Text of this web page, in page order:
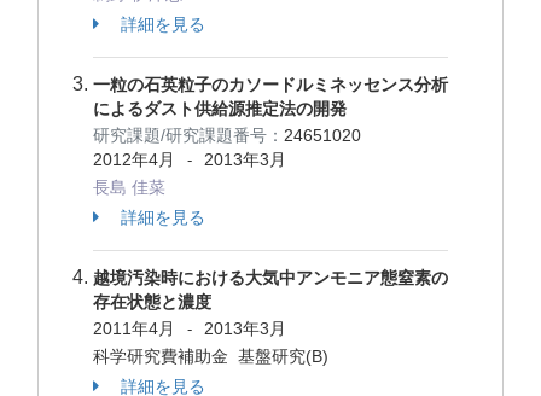
詳細を見る
一粒の石英粒子のカソードルミネッセンス分析
によるダスト供給源推定法の開発
研究課題/研究課題番号： 24651020
2012年4月
-
2013年3月
長島 佳菜
詳細を見る
越境汚染時における大気中アンモニア態窒素の
存在状態と濃度
2011年4月
-
2013年3月
科学研究費補助金 基盤研究(B)
詳細を見る